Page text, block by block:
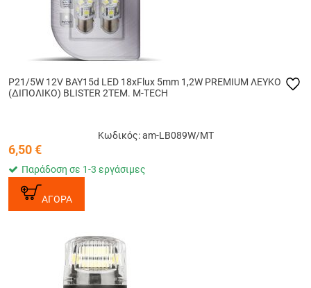
P21/5W 12V BAY15d LED 18xFlux 5mm 1,2W PREMIUM ΛΕΥΚΟ
(ΔΙΠΟΛΙΚΟ) BLISTER 2ΤΕΜ. M-TECH
Κωδικός: am-LB089W/MT
6,50€
Παράδοση σε 1-3 εργάσιμες
ΑΓΟΡΑ